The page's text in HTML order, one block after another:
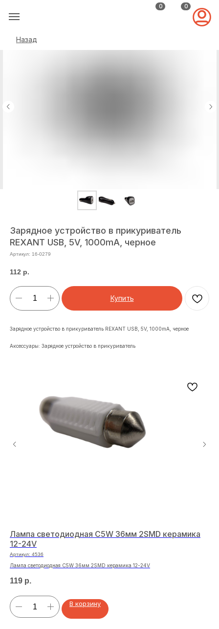
0 0
Назад
Зарядное устройство в прикуриватель
REXANT USB, 5V, 1000mA, черное
Артикул: 16-0279
112 р.
Купить
Зарядное устройство в прикуриватель REXANT USB, 5V, 1000mA, черное
Аксессуары: Зарядное устройство в прикуриватель
Лампа светодиодная C5W 36мм 2SMD керамика
12-24V
Артикул: 4536
Лампа светодиодная C5W 36мм 2SMD керамика 12-24V
119 р.
В корзину